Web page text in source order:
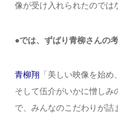
像が受け入れられたのでは
●では、ずばり青柳さんの
青柳翔 「美しい映像を始
そして伍介がいかに憎しみ
で、みんなのこだわりが詰